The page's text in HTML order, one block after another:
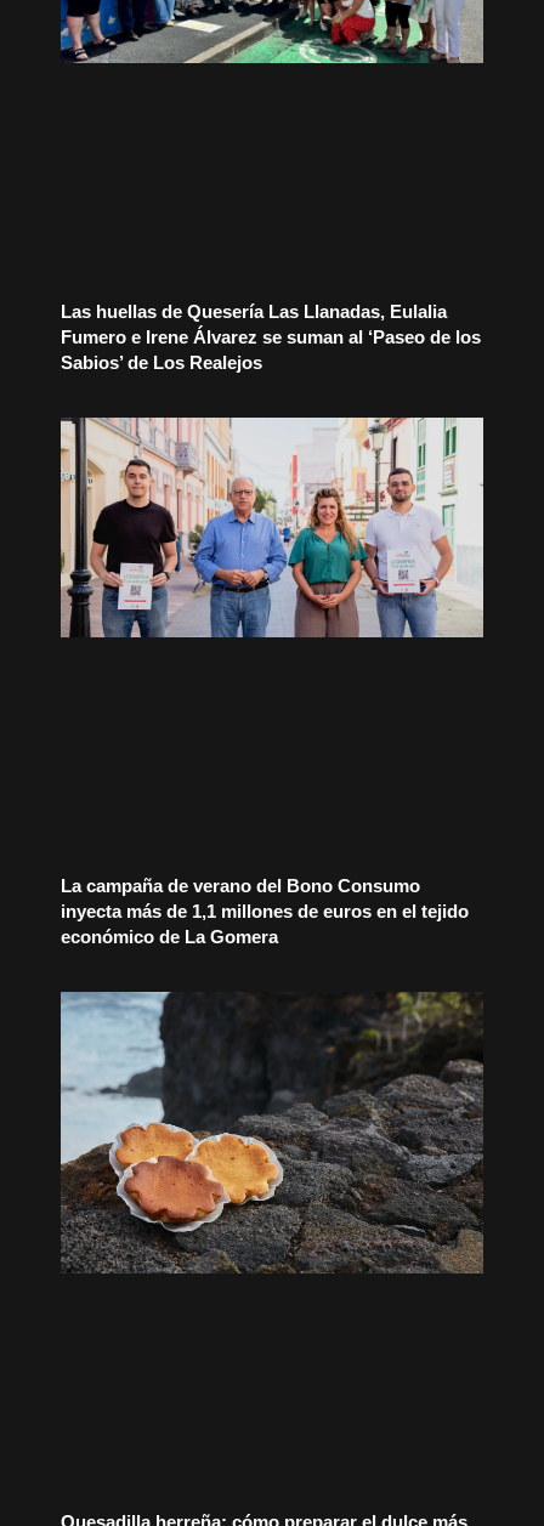
Las huellas de Quesería Las Llanadas, Eulalia
Fumero e Irene Álvarez se suman al ‘Paseo de los
Sabios’ de Los Realejos
La campaña de verano del Bono Consumo
inyecta más de 1,1 millones de euros en el tejido
económico de La Gomera
Quesadilla herreña: cómo preparar el dulce más